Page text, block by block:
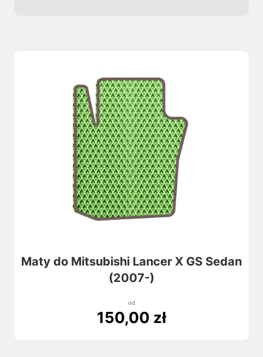
Maty do Mitsubishi Lancer X GS Sedan
(2007-)
od
150,00 zł